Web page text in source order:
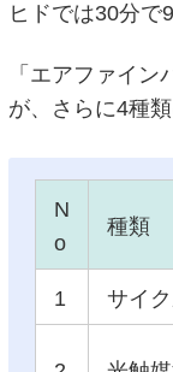
ヒドでは30分で
「エアファイ
が、さらに4種
N
o
種類
1 サイ